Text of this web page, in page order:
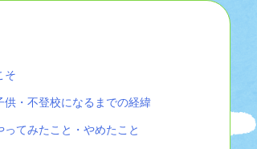
そ
供・不登校になるまでの経緯
ってみたこと・やめたこと